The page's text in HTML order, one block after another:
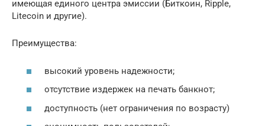
имеющая единого центра эмиссии (Биткоин, Ripple,
Litecoin и другие).
Преимущества:
высокий уровень надежности;
отсутствие издержек на печать банкнот;
доступность (нет ограничения по возрасту)